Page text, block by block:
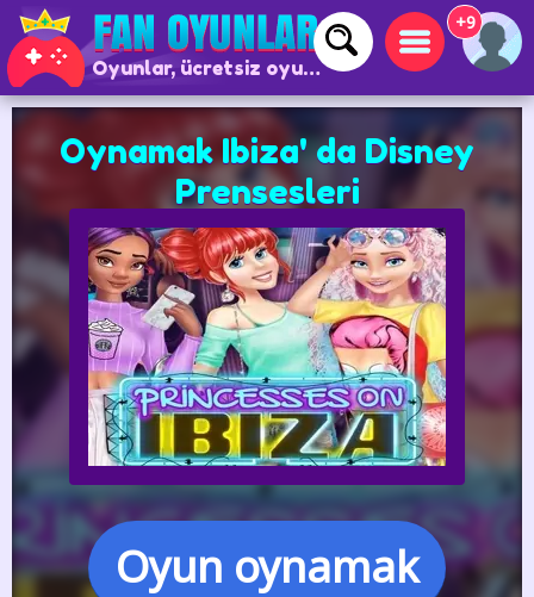
Oyunlar, ücretsiz oyunlar ve çevrimiçi oyunlar
+9
Oynamak Ibiza' da Disney
Prensesleri
Oyun oynamak